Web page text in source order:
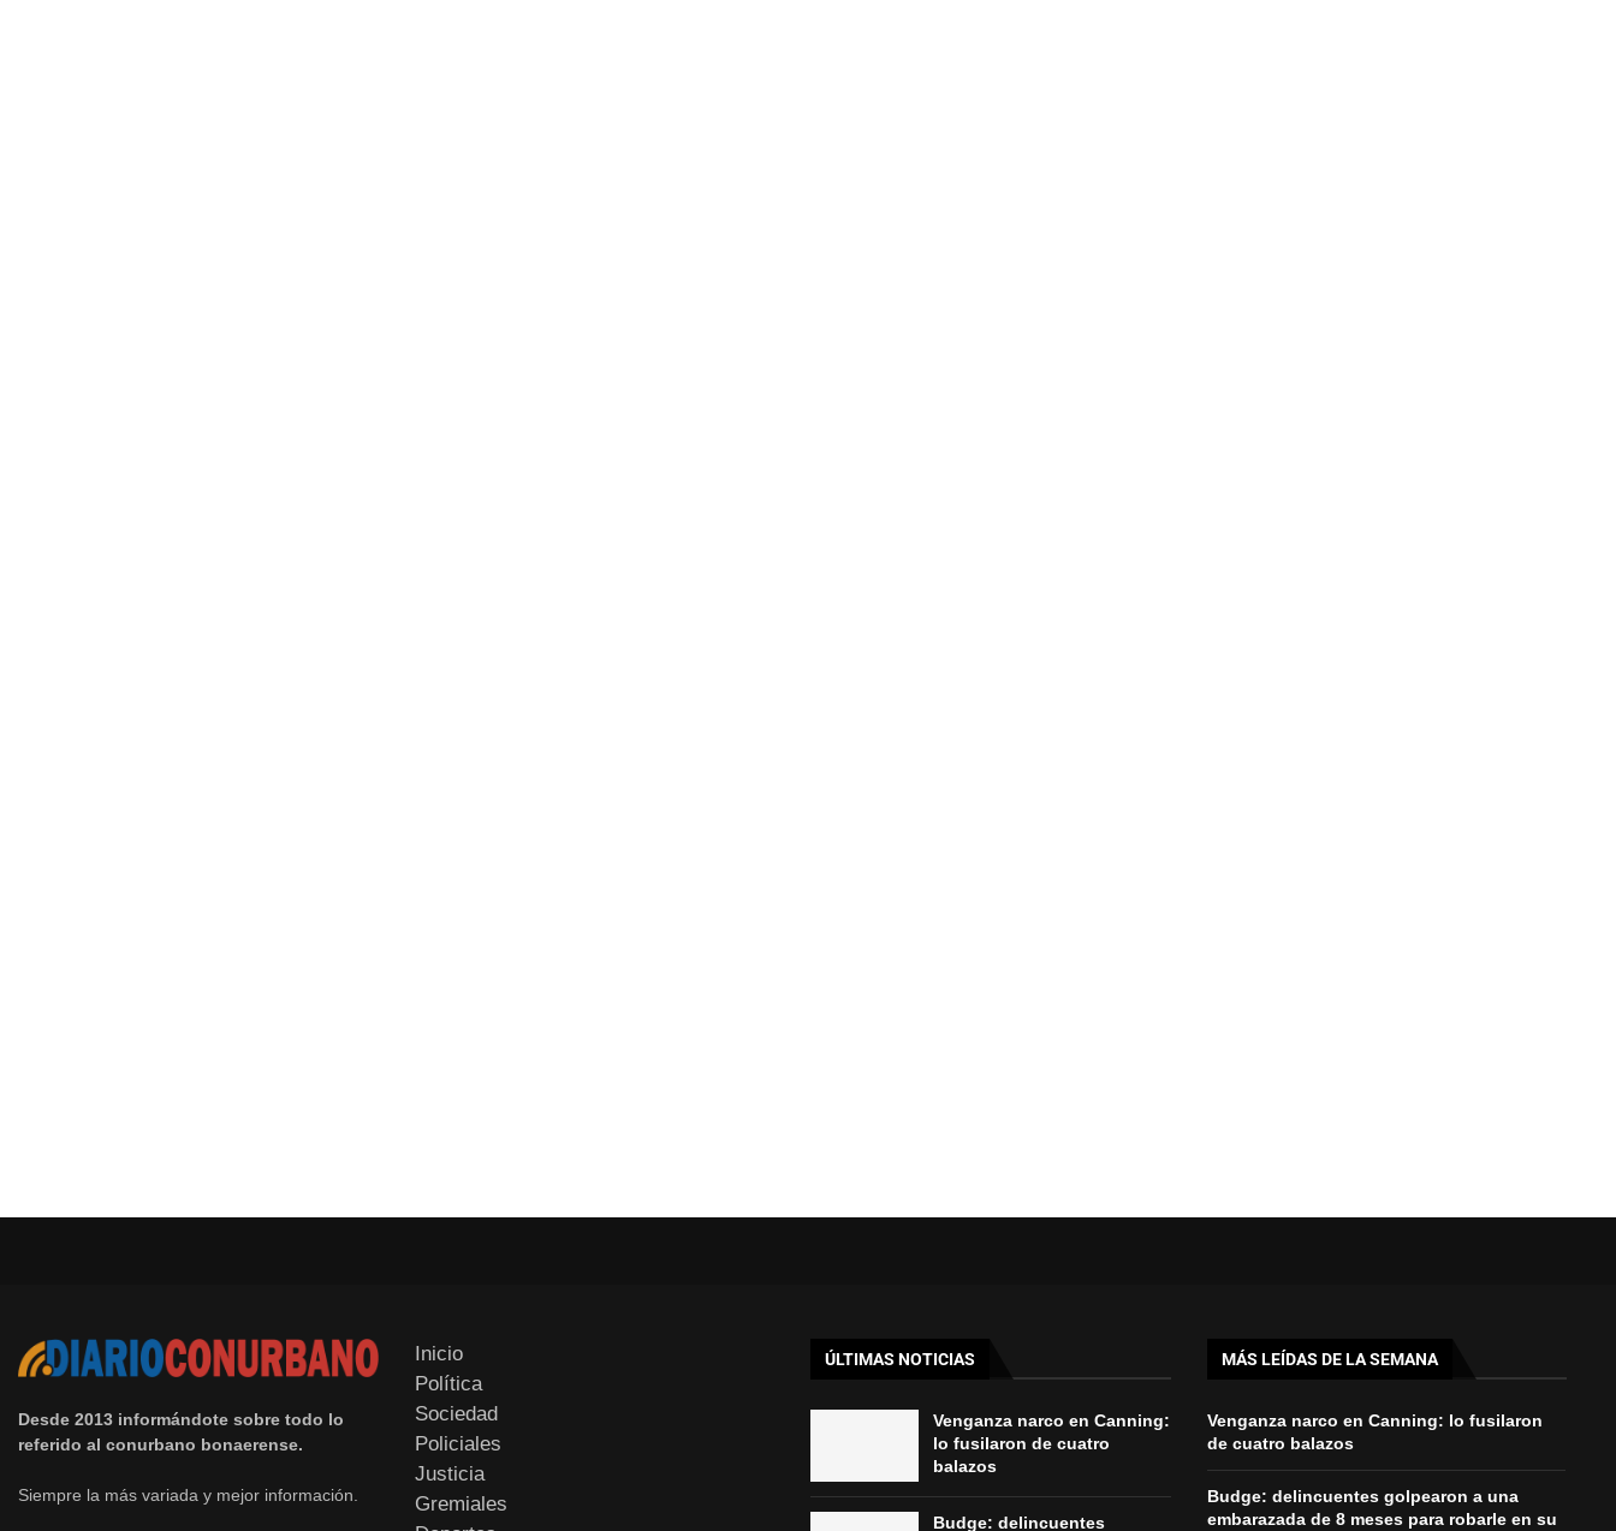
Desde 2013 informándote sobre todo lo
referido al conurbano bonaerense.
Siempre la más variada y mejor información.
Inicio
Política
Sociedad
Policiales
Justicia
Gremiales
ÚLTIMAS NOTICIAS
Venganza narco en Canning:
lo fusilaron de cuatro
balazos
Budge: delincuentes
MÁS LEÍDAS DE LA SEMANA
Venganza narco en Canning: lo fusilaron
de cuatro balazos
Budge: delincuentes golpearon a una
embarazada de 8 meses para robarle en su